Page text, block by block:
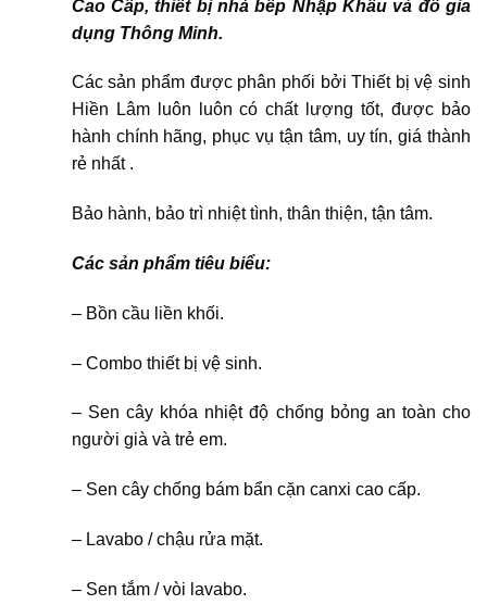
Cao Cấp, thiết bị nhà bếp Nhập Khẩu và đồ gia
dụng Thông Minh.
Các sản phẩm được phân phối bởi Thiết bị vệ sinh
Hiền Lâm luôn luôn có chất lượng tốt, được bảo
hành chính hãng, phục vụ tận tâm, uy tín, giá thành
rẻ nhất .
Bảo hành, bảo trì nhiệt tình, thân thiện, tận tâm.
Các sản phẩm tiêu biểu:
– Bồn cầu liền khối.
– Combo thiết bị vệ sinh.
– Sen cây khóa nhiệt độ chống bỏng an toàn cho
người già và trẻ em.
– Sen cây chống bám bẩn cặn canxi cao cấp.
– Lavabo / chậu rửa mặt.
– Sen tắm / vòi lavabo.